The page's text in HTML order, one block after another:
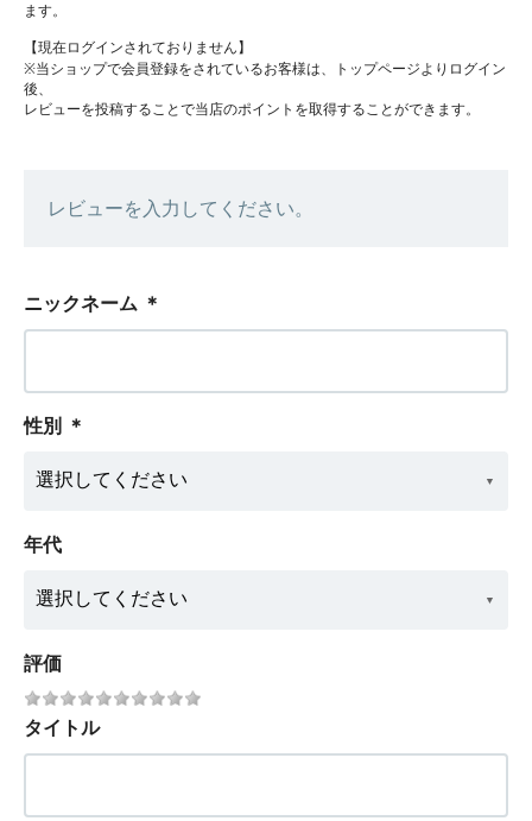
ます。
【現在ログインされておりません】
※当ショップで会員登録をされているお客様は、トップページよりログイン
後、
レビューを投稿することで当店のポイントを取得することができます。
レビューを入力してください。
ニックネーム ＊
性別 ＊
年代
評価
タイトル